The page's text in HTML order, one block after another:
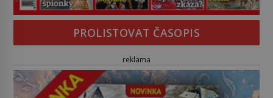
PROLISTOVAT ČASOPIS
reklama